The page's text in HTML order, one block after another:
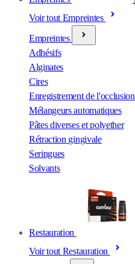
Voir tout Empreintes
Empreintes
Adhésifs
Alginates
Cires
Enregistrement de l'occlusion
Mélangeurs automatiques
Pâtes diverses et polyether
Rétraction gingivale
Seringues
Solvants
Restauration
Voir tout Restauration